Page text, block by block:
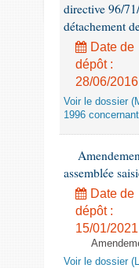
directive 96/
détachement
Date de
dépôt :
28/06/2016
Voir le dossier
1996
assemblée
Date de
dépôt :
15/01/2021
Voir le dossier